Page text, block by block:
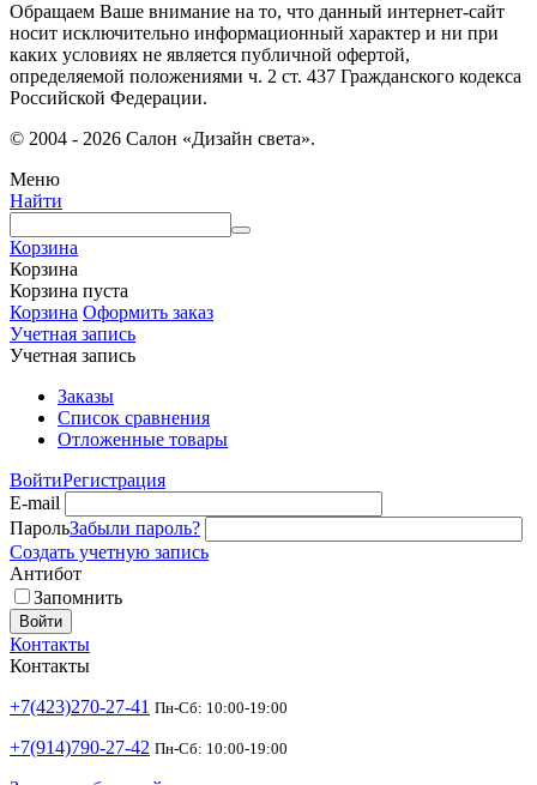
Обращаем Ваше внимание на то, что данный интернет-сайт
носит исключительно информационный характер и ни при
каких условиях не является публичной офертой,
определяемой положениями ч. 2 ст. 437 Гражданского кодекса
Российской Федерации.
© 2004 - 2026 Салон «Дизайн света».
Меню
Найти
Корзина
Корзина
Корзина пуста
Корзина Оформить заказ
Учетная запись
Учетная запись
Заказы
Список сравнения
Отложенные товары
ВойтиРегистрация
E-mail
ПарольЗабыли пароль?
Создать учетную запись
Антибот
Запомнить
Войти
Контакты
Контакты
+7(423)270-27-41 Пн-Сб: 10:00-19:00
+7(914)790-27-42 Пн-Сб: 10:00-19:00